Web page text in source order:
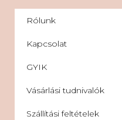
Rólunk
Kapcsolat
GYIK
Vásárlási tudnivalók
Szállítási feltételek